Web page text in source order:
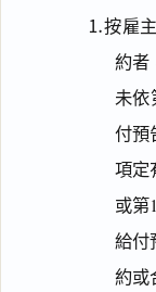
⒈按雇
約者
未依
付預
項定
或第
給付
約或